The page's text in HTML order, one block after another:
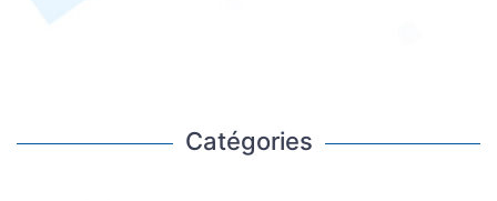
Catégories